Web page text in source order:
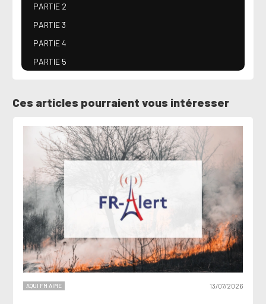
PARTIE 2
PARTIE 3
PARTIE 4
PARTIE 5
Ces articles pourraient vous intéresser
AQUI FM AIME 13/07/2026